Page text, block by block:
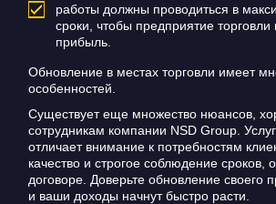
работы должны проводиться в
сроки, чтобы предприятие торговли
прибыль.
Обновление в местах торговли имеет
особенностей.
Существует еще множество нюансов,
сотрудникам компании NSD Group.
отличает внимание к потребностям
качество и строгое соблюдение сроков,
договоре. Доверьте обновление своего
и ваши доходы начнут быстро расти.